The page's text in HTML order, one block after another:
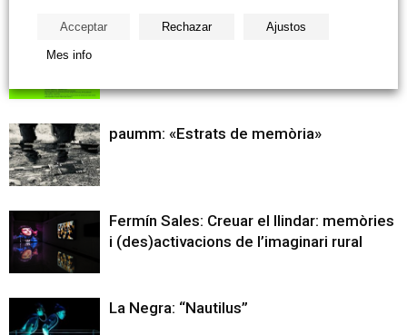
paumm: «Estrats de memòria»
Fermín Sales: Creuar el llindar: memòries
i (des)activacions de l’imaginari rural
La Negra: “Nautilus”
Acceptar Rechazar Ajustos
Mes info